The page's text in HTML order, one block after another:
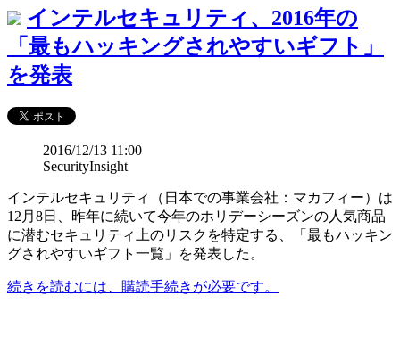
インテルセキュリティ、2016年の
「最もハッキングされやすいギフト」
を発表
2016/12/13 11:00
SecurityInsight
インテルセキュリティ（日本での事業会社：マカフィー）は
12月8日、昨年に続いて今年のホリデーシーズンの人気商品
に潜むセキュリティ上のリスクを特定する、「最もハッキン
グされやすいギフト一覧」を発表した。
続きを読むには、購読手続きが必要です。